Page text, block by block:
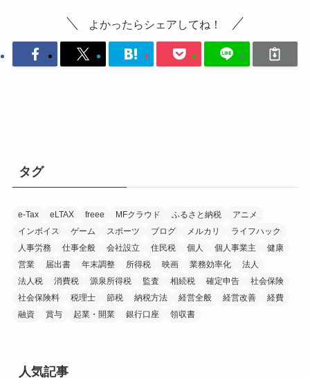
よかったらシェアしてね！
タグ
e-Tax eLTAX freee MFクラウド ふるさと納税
アニメ
インボイス
ゲーム スポーツ ブログ メルカリ
ライフハック
人事労務
仕事全般 会社設立 住民税 個人 個人事業主
健康
営業
届出書 年末調整 所得税 映画 業務効率化
法人
法人税
消費税 源泉所得税 監査 相続税 確定申告
社会保険
社会保険料
税理士 節税 納税方法 経営全般 経営改善
経費
融資
賞与 起業・開業 銀行口座 領収書
人気記事